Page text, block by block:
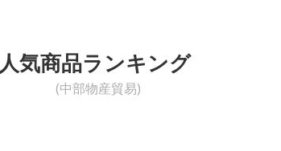
人気商品ランキング
(中部物産貿易)